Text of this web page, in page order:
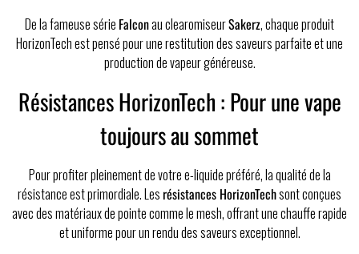
De la fameuse série Falconau clearomiseurSakerz, chaque produit
HorizonTech est pensé pour une restitution des saveurs parfaite et une
production de vapeur généreuse.
Résistances HorizonTech : Pour une vape
toujours au sommet
Pour profiter pleinement de votre e-liquide préféré, la qualité de la
résistance est primordiale. Lesrésistances HorizonTechsont conçues
avec des matériaux de pointe comme le mesh, offrant une chauffe rapide
et uniforme pour un rendu des saveurs exceptionnel.